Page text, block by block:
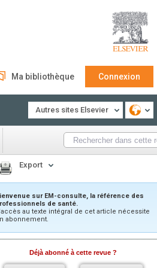
Ma bibliothèque Connexion
Autres sites Elsevier
Export
sur EM-consulte, la référence des
de santé.
au texte intégral de cet article nécessite
abonnement.
Déjà abonné à cette revue ?